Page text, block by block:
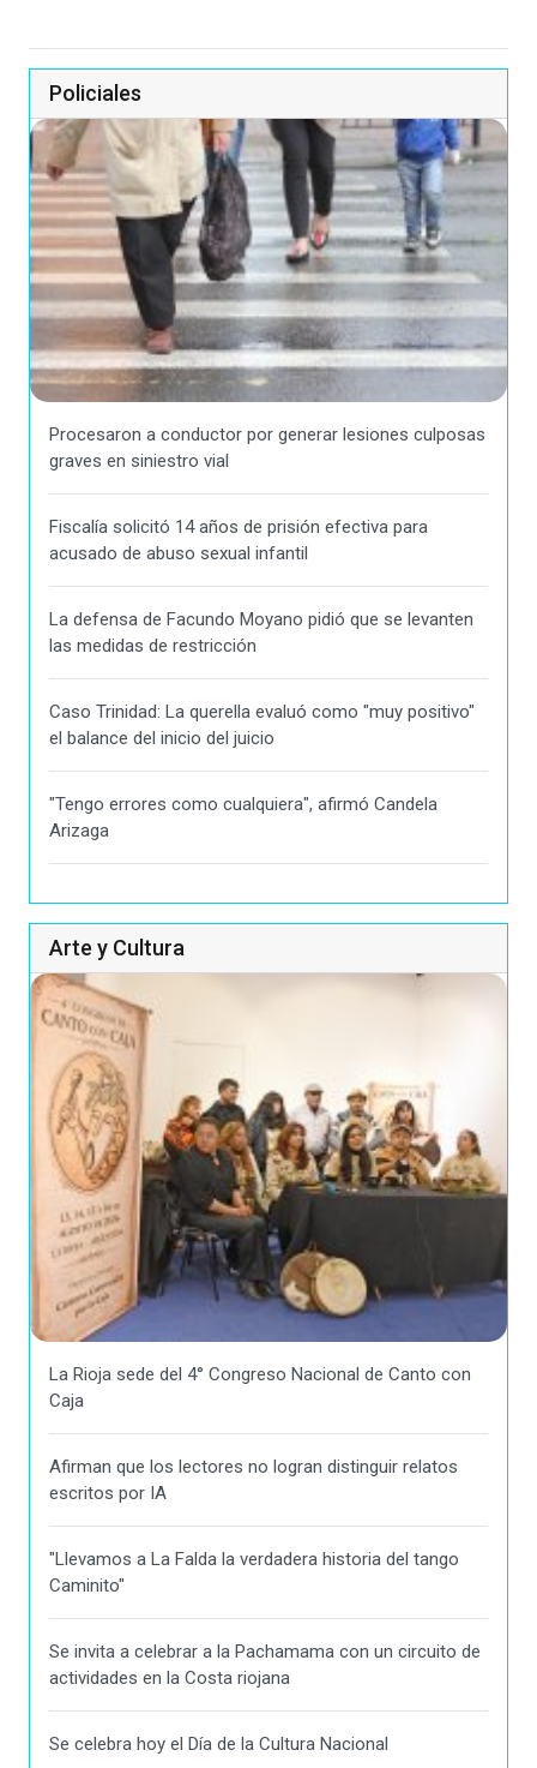
Policiales
Procesaron a conductor por generar lesiones culposas
graves en siniestro vial
Fiscalía solicitó 14 años de prisión efectiva para
acusado de abuso sexual infantil
La defensa de Facundo Moyano pidió que se levanten
las medidas de restricción
Caso Trinidad: La querella evaluó como "muy positivo"
el balance del inicio del juicio
"Tengo errores como cualquiera", afirmó Candela
Arizaga
Arte y Cultura
La Rioja sede del 4° Congreso Nacional de Canto con
Caja
Afirman que los lectores no logran distinguir relatos
escritos por IA
"Llevamos a La Falda la verdadera historia del tango
Caminito"
Se invita a celebrar a la Pachamama con un circuito de
actividades en la Costa riojana
Se celebra hoy el Día de la Cultura Nacional